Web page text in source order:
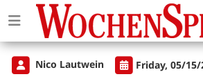
Nico Lautwein Friday, 05/15/